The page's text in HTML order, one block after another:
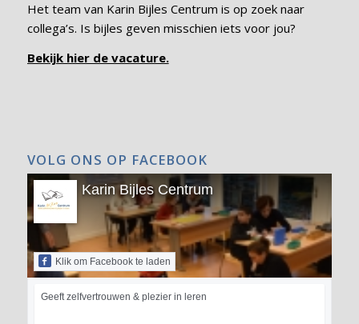
Het team van Karin Bijles Centrum is op zoek naar
collega’s. Is bijles geven misschien iets voor jou?
Bekijk hier de vacature.
VOLG ONS OP FACEBOOK
Karin Bijles Centrum
Klik om Facebook te laden
Geeft zelfvertrouwen & plezier in leren